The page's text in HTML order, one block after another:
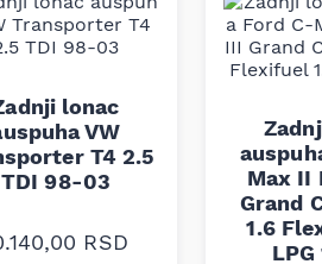
lonac
VW
T4 2.5
TDI 98-03
RSD
Max II
Grand
1.6